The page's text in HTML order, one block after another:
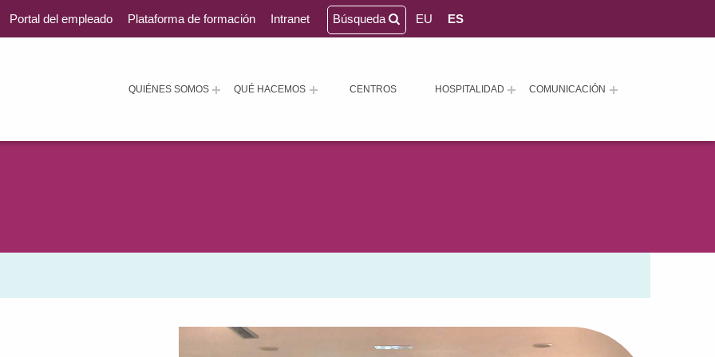
QUIÉNES SOMOS QUÉ HACEMOS CENTROS HOSPITALIDAD COMUNICACIÓN
Portal del empleado Plataforma de formación Intranet Búsqueda EU ES